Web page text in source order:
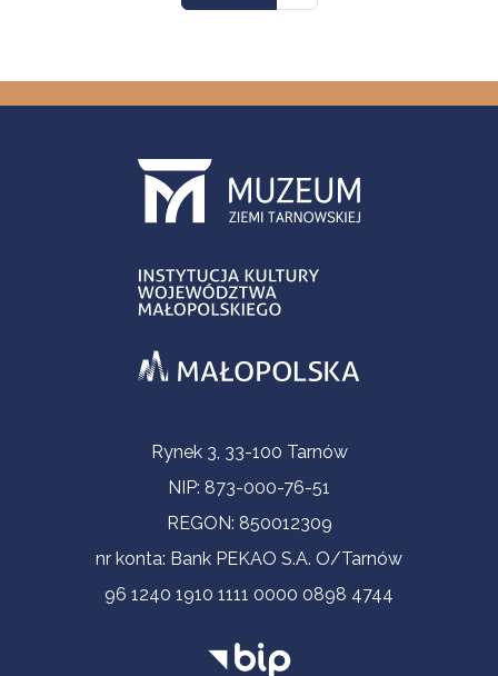
Informacje kontaktoweRynek 3, 33-100 Tarnów
NIP: 873-000-76-51
REGON: 850012309
nr konta: Bank PEKAO S.A. O/Tarnów
96 1240 1910 1111 0000 0898 4744